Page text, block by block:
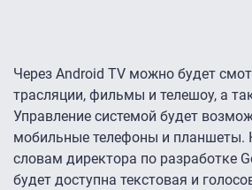
Через Android TV можно будет
трасляции, фильмы и телешоу, а
Управление системой будет
мобильные телефоны и планшеты.
словам директора по разработке
будет доступна текстовая и